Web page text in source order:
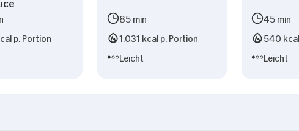
p. Portion
85 min
1.031 kcal p. Portion
Leicht
45 min
540
Leicht